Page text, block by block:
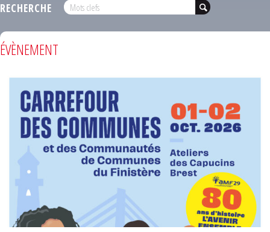
RECHERCHE
ÉVÈNEMENT